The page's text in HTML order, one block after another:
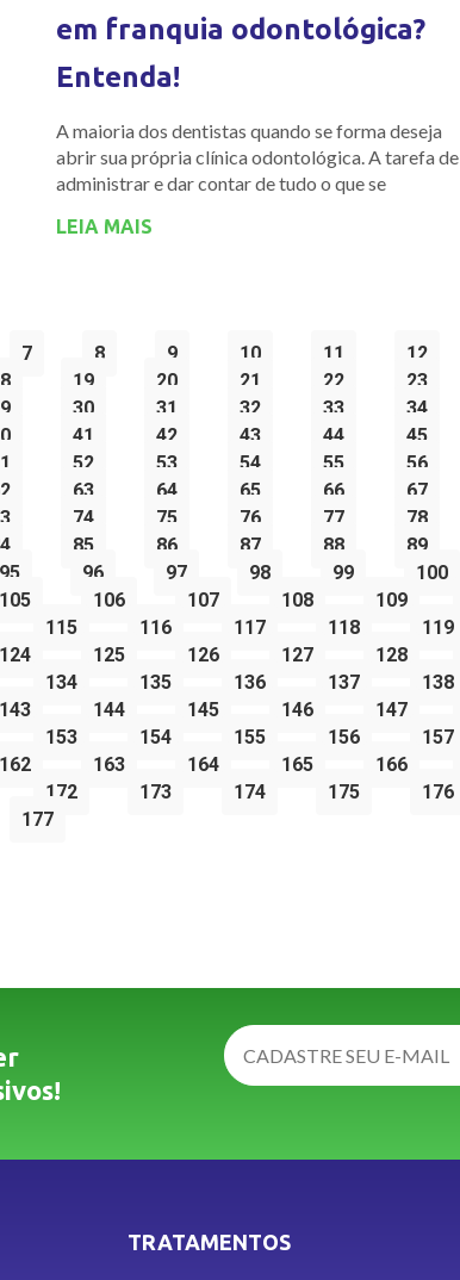
em franquia odontológica?
Entenda!
A maioria dos dentistas quando se forma deseja
abrir sua própria clínica odontológica. A tarefa de
administrar e dar contar de tudo o que se
LEIA MAIS
7 8 9 10 11
12
19 20 21 22
23
30 31 32 33
34
41 42 43 44
45
52 53 54 55
56
63 64 65 66
67
74 75 76 77
78
85 86 87 88
89
95 96 97 98 99
100
105 106 107 108
109
115 116 117 118
119
124 125 126 127
128
134 135 136 137
138
143 144 145 146
147
153 154 155 156
157
162 163 164 165
166
172 173 174 175
176
177
TRATAMENTOS